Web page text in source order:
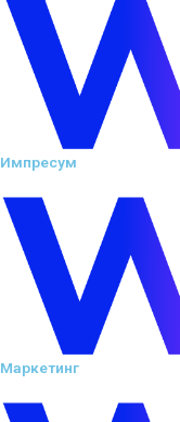
Импресум
Маркетинг